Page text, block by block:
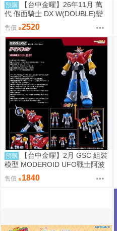
預購
【台中金曜】26年11月 萬
代 假面騎士 DX W(DOUBLE)變
身腰帶(平成20周年VER.) 再版 0
814
售價 2520
預購
【台中金曜】2月 GSC 組裝
模型 MODEROID UFO戰士阿波
羅 大阿波羅 0904
售價 1840